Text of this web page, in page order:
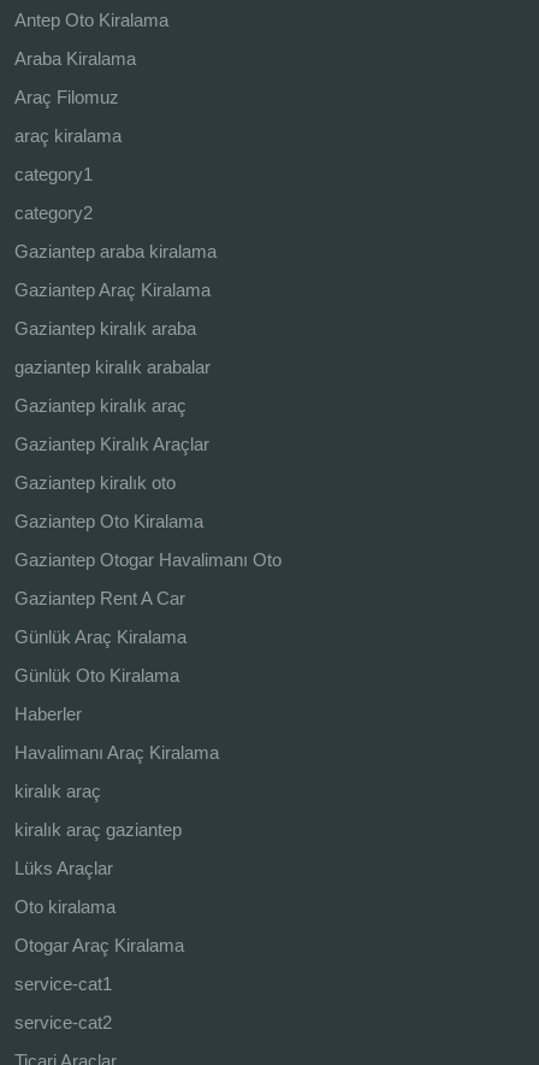
Antep Oto Kiralama
Araba Kiralama
Araç Filomuz
araç kiralama
category1
category2
Gaziantep araba kiralama
Gaziantep Araç Kiralama
Gaziantep kiralık araba
gaziantep kiralık arabalar
Gaziantep kiralık araç
Gaziantep Kiralık Araçlar
Gaziantep kiralık oto
Gaziantep Oto Kiralama
Gaziantep Otogar Havalimanı Oto
Gaziantep Rent A Car
Günlük Araç Kiralama
Günlük Oto Kiralama
Haberler
Havalimanı Araç Kiralama
kiralık araç
kiralık araç gaziantep
Lüks Araçlar
Oto kiralama
Otogar Araç Kiralama
service-cat1
service-cat2
Ticari Araçlar